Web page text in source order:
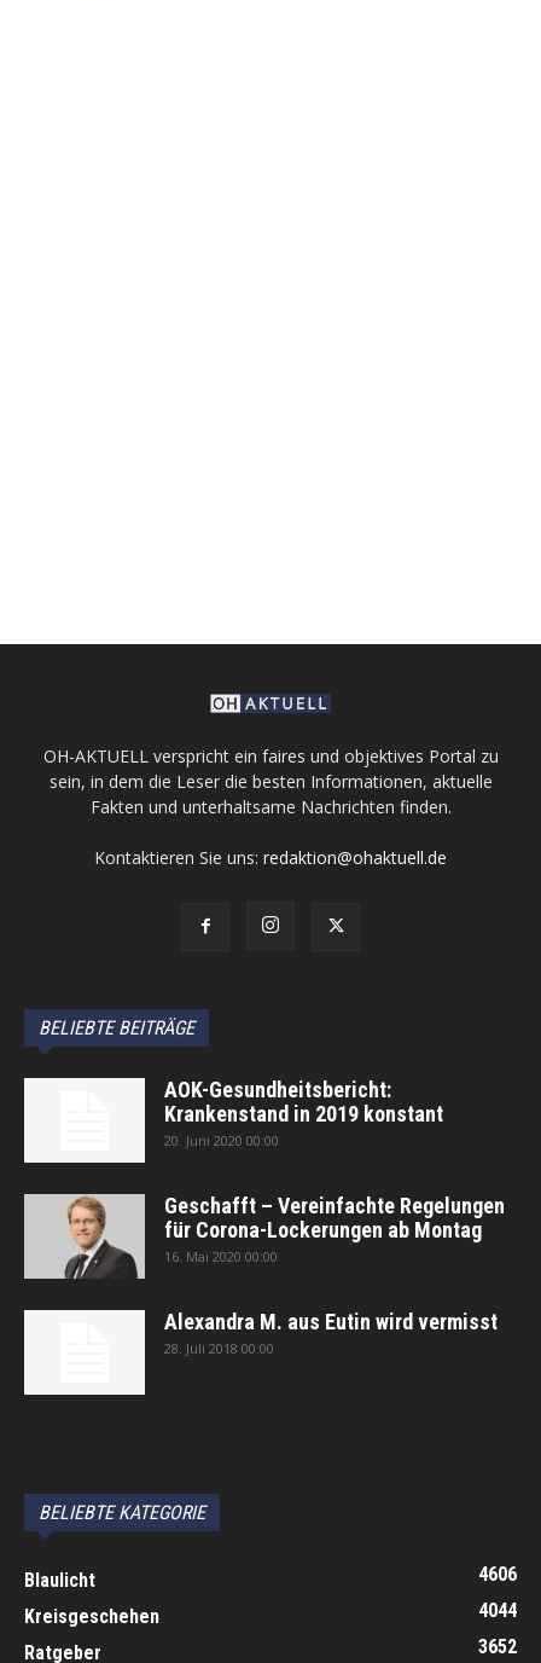
OH-AKTUELL verspricht ein faires und objektives Portal zu
sein, in dem die Leser die besten Informationen, aktuelle
Fakten und unterhaltsame Nachrichten finden.
Kontaktieren Sie uns: redaktion@ohaktuell.de
BELIEBTE BEITRÄGE
AOK-Gesundheitsbericht:
Krankenstand in 2019 konstant
20. Juni 2020 00:00
Geschafft – Vereinfachte Regelungen
für Corona-Lockerungen ab Montag
16. Mai 2020 00:00
Alexandra M. aus Eutin wird vermisst
28. Juli 2018 00:00
BELIEBTE KATEGORIE
Blaulicht
4606
Kreisgeschehen
4044
Ratgeber
3652